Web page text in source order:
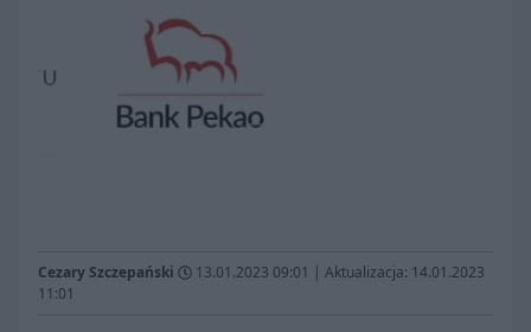
Cezary Szczepański 13.01.2023 09:01 | Aktualizacja: 14.01.2023
11:01